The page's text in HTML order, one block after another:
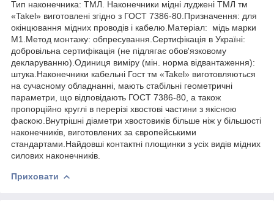
Тип наконечника: ТМЛ. Наконечники мідні луджені ТМЛ тм
«Takel» виготовлені згідно з ГОСТ 7386-80.Призначення: для
окінцювання мідних проводів і кабелю.Матеріал: мідь марки
М1.Метод монтажу: обпресування.Сертифікація в Україні:
добровільна сертифікація (не підлягає обов'язковому
декларуванню).Одиниця виміру (мін. норма відвантаження):
штука.Наконечники кабельні Гост тм «Takel» виготовляються
на сучасному обладнанні, мають стабільні геометричні
параметри, що відповідають ГОСТ 7386-80, а також
пропорційно круглі в перерізі хвостові частини з якісною
фаскою.Внутрішні діаметри хвостовиків більше ніж у більшості
наконечників, виготовлених за європейськими
стандартами.Найдовші контактні площинки з усіх видів мідних
силових наконечників.
Приховати